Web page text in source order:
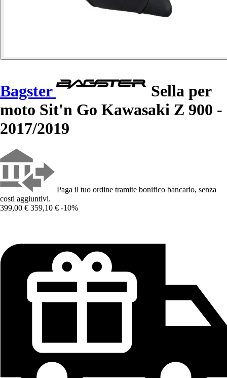
Bagster
Sella per
moto Sit'n Go Kawasaki Z 900 -
2017/2019
Paga il tuo ordine tramite bonifico bancario, senza
costi aggiuntivi.
399,00 € 359,10 € -10%